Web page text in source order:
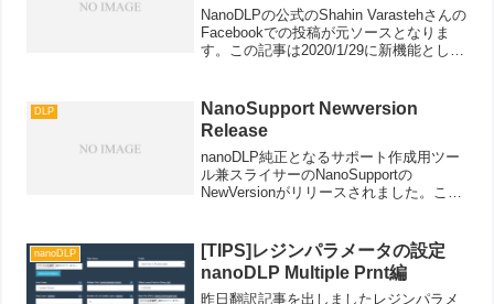
NanoDLPの公式のShahin Varastehさんの
Facebookでの投稿が元ソースとなりま
す。この記事は2020/1/29に新機能として
に実装済みの機能の紹介...
DLP
NanoSupport Newversion
Release
nanoDLP純正となるサポート作成用ツー
ル兼スライサーのNanoSupportの
NewVersionがリリースされました。この
たそうです。NanoSupportに統...
nanoDLP
[TIPS]レジンパラメータの設定
nanoDLP Multiple Prnt編
昨日翻訳記事を出しましたレジンパラメ